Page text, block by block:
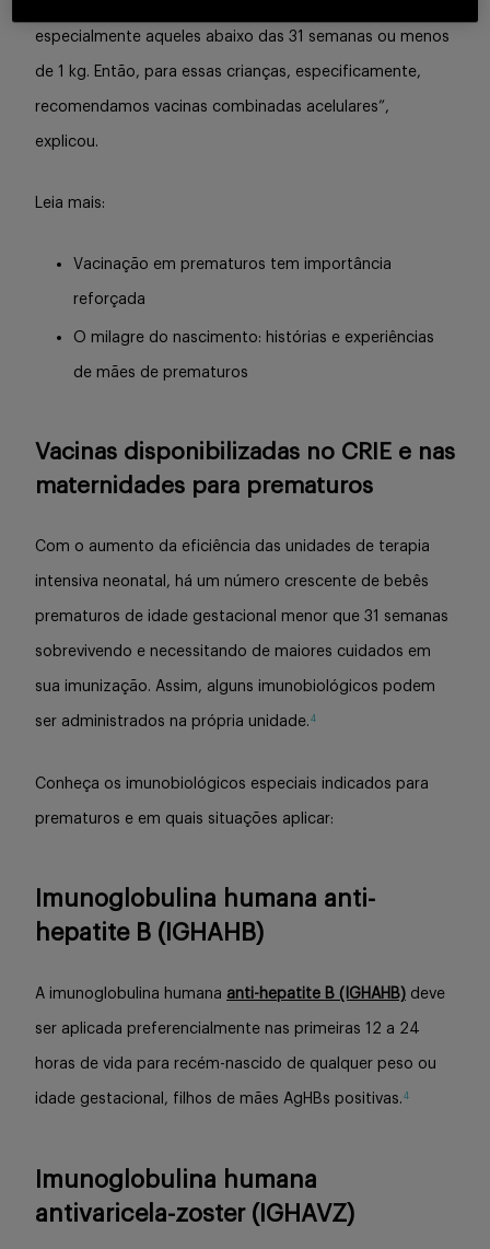
especialmente aqueles abaixo das 31 semanas ou menos
de 1 kg. Então, para essas crianças, especificamente,
recomendamos vacinas combinadas acelulares”,
explicou.
Leia mais:
Vacinação em prematuros tem importância
reforçada
O milagre do nascimento: histórias e experiências
de mães de prematuros
Vacinas disponibilizadas no CRIE e nas
maternidades para prematuros
Com o aumento da eficiência das unidades de terapia
intensiva neonatal, há um número crescente de bebês
prematuros de idade gestacional menor que 31 semanas
sobrevivendo e necessitando de maiores cuidados em
sua imunização. Assim, alguns imunobiológicos podem
ser administrados na própria unidade. 4
Conheça os imunobiológicos especiais indicados para
prematuros e em quais situações aplicar:
Imunoglobulina humana anti-
hepatite B (IGHAHB)
A imunoglobulina humana anti-hepatite B (IGHAHB) deve
ser aplicada preferencialmente nas primeiras 12 a 24
horas de vida para recém-nascido de qualquer peso ou
idade gestacional, filhos de mães AgHBs positivas. 4
Imunoglobulina humana
antivaricela-zoster (IGHAVZ)